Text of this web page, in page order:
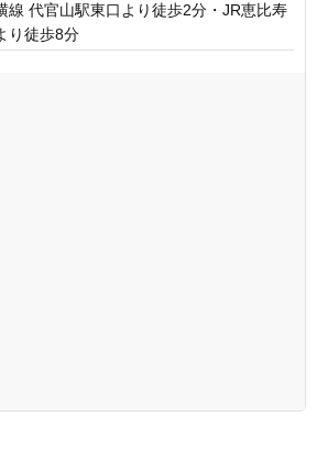
線 代官山駅東口より徒歩2分・JR恵比寿
り徒歩8分